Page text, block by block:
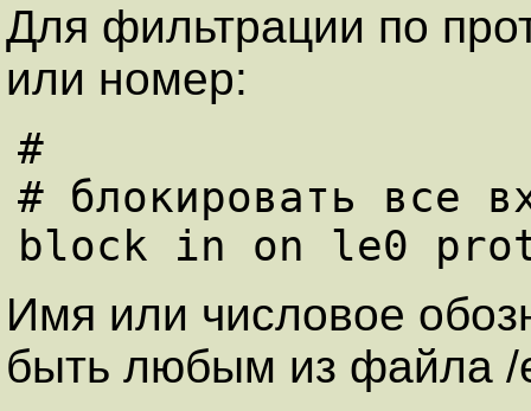
Для фильтpации по
или номер:
#
# блокиpовать все
Имя или числовое
быть любым из файла /